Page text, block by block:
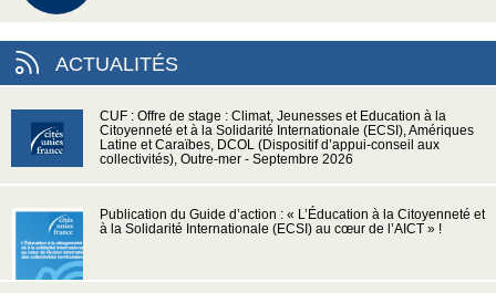
ACTUALITÉS
CUF : Offre de stage : Climat, Jeunesses et Education à la
Citoyenneté et à la Solidarité Internationale (ECSI), Amériques
Latine et Caraïbes, DCOL (Dispositif d’appui-conseil aux
collectivités), Outre-mer - Septembre 2026
Publication du Guide d’action : « L’Éducation à la Citoyenneté et
à la Solidarité Internationale (ECSI) au cœur de l’AICT » !